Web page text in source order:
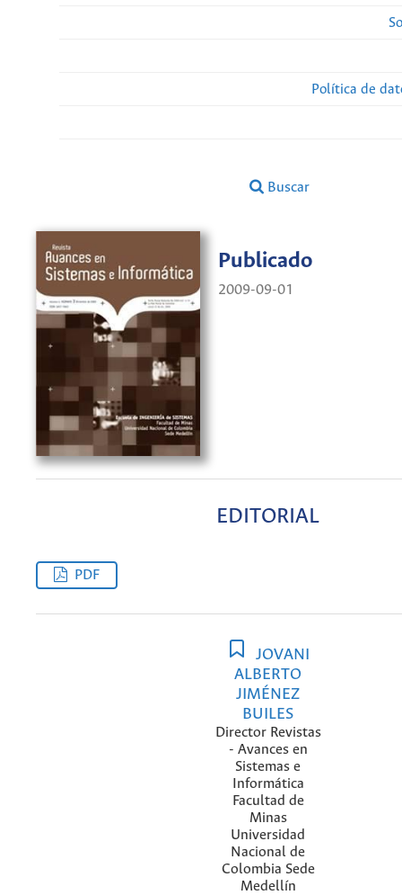
Política de
Buscar
Publicado
2009-09-01
EDITORIAL
PDF
JOVANI
ALBERTO
JIMÉNEZ
BUILES
Director Revistas
- Avances en
Sistemas e
Informática
Facultad de
Minas
Universidad
Nacional de
Colombia Sede
Medellín